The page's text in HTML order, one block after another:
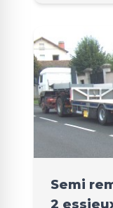
Semi
2